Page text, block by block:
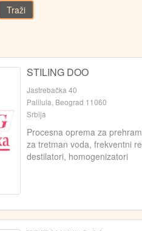
Traži
STILING DOO
Jastrebačka 40
Palilula, Beograd 11060
Srbija
Procesna oprema za
za tretman voda, frekventni
destilatori, homogenizatori